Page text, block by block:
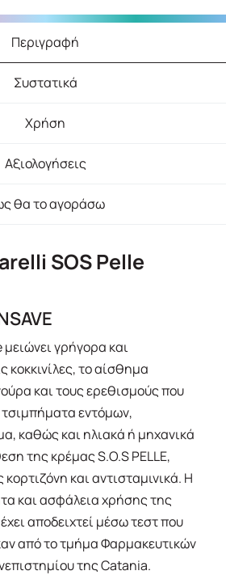
Περιγραφή
Συστατικά
Χρήση
Αξιολογήσεις
θα το αγοράσω
SOS Pelle
γρήγορα και
κοκκινίλες, το αίσθημα
και τους ερεθισμούς που
εντόμων,
καθώς και ηλιακά ή μηχανικά
της κρέμας S.O.S PELLE,
και αντισταμινικά. Η
και ασφάλεια χρήσης της
αποδειχτεί μέσω τεστ που
από το τμήμα Φαρμακευτικών
της Catania.